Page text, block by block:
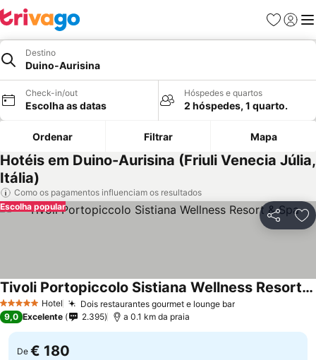
Favoritos
Iniciar
Destino
Duino-Aurisina
Check-in/out
Escolha as datas
Hóspedes e quartos
2 hóspedes, 1 quarto.
Ordenar Filtrar Mapa
Hotéis em Duino-Aurisina (Friuli Venecia Júlia,
Itália)
Como os pagamentos influenciam os resultados
Partilhar
Escolha popular
5 Estrelas Hotel Dois restaurantes gourmet e lounge barVer preços
Tivoli Portopiccolo Sistiana Wellness Resort & Spa
Ver preços
9,0 Excelente 2.395 a 0.1 km da praia
De € 180